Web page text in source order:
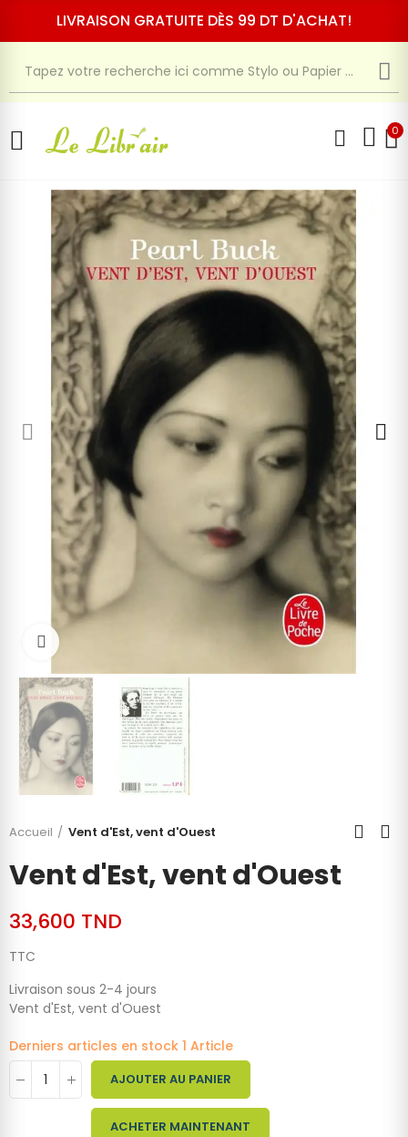
LIVRAISON GRATUITE DÈS 99 DT D'ACHAT!
0
Accueil Vent d'Est, vent d'Ouest
Vent d'Est, vent d'Ouest
33,600 TND
TTC
Livraison sous 2-4 jours
Vent d'Est, vent d'Ouest
Derniers articles en stock 1 Article
AJOUTER AU PANIER
ACHETER MAINTENANT